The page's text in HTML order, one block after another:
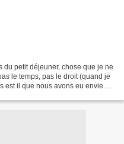
du petit déjeuner, chose que je ne
le temps, pas le droit (quand je
il que nous avons eu envie de